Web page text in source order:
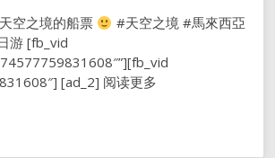
空之境的船票
#天空之境 #馬來西亞
游 [fb_vid
[ad_2] 阅读更多